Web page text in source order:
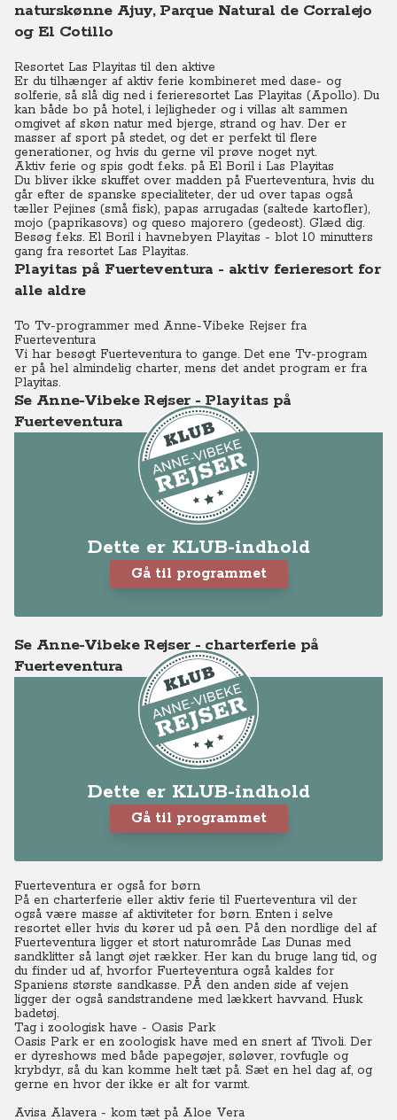
naturskønne Ajuy, Parque Natural de Corralejo
og El Cotillo
Resortet Las Playitas til den aktive
Er du tilhænger af aktiv ferie kombineret med dase- og
solferie, så slå dig ned i ferieresortet Las Playitas (Apollo). Du
kan både bo på hotel, i lejligheder og i villas alt sammen
omgivet af skøn natur med bjerge, strand og hav. Der er
masser af sport på stedet, og det er perfekt til flere
generationer, og hvis du gerne vil prøve noget nyt.
Aktiv ferie og spis godt f.eks. på El Boril i Las Playitas
Du bliver ikke skuffet over madden på Fuerteventura, hvis du
går efter de spanske specialiteter, der ud over tapas også
tæller Pejines (små fisk), papas arrugadas (saltede kartofler),
mojo (paprikasovs) og queso majorero (gedeost). Glæd dig.
Besøg f.eks. El Boril i havnebyen Playitas - blot 10 minutters
gang fra resortet Las Playitas.
Playitas på Fuerteventura - aktiv ferieresort for
alle aldre
To Tv-programmer med Anne-Vibeke Rejser fra
Fuerteventura
Vi har besøgt Fuerteventura to gange. Det ene Tv-program
er på hel almindelig charter, mens det andet program er fra
Playitas.
Se Anne-Vibeke Rejser - Playitas på
Fuerteventura
Dette er KLUB-indhold
Gå til programmet
Se Anne-Vibeke Rejser - charterferie på
Fuerteventura
Dette er KLUB-indhold
Gå til programmet
Fuerteventura er også for børn
På en charterferie eller aktiv ferie til Fuerteventura vil der
også være masse af aktiviteter for børn. Enten i selve
resortet eller hvis du kører ud på øen. På den nordlige del af
Fuerteventura ligger et stort naturområde Las Dunas med
sandklitter så langt øjet rækker. Her kan du bruge lang tid, og
du finder ud af, hvorfor Fuerteventura også kaldes for
Spaniens største sandkasse. PÅ den anden side af vejen
ligger der også sandstrandene med lækkert havvand. Husk
badetøj.
Tag i zoologisk have - Oasis Park
Oasis Park er en zoologisk have med en snert af Tivoli. Der
er dyreshows med både papegøjer, søløver, rovfugle og
krybdyr, så du kan komme helt tæt på. Sæt en hel dag af, og
gerne en hvor der ikke er alt for varmt.
Avisa Alavera - kom tæt på Aloe Vera